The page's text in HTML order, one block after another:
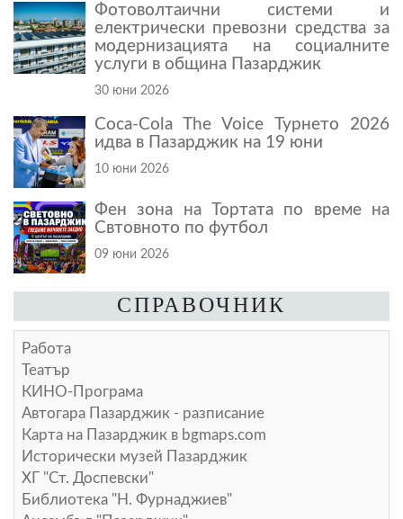
Фотоволтаични системи и
електрически превозни средства за
модернизацията на социалните
услуги в община Пазарджик
30 юни 2026
Coca-Cola The Voice Турнето 2026
идва в Пазарджик на 19 юни
10 юни 2026
Фен зона на Тортата по време на
Свтовното по футбол
09 юни 2026
СПРАВОЧНИК
Работа
Театър
КИНО-Програма
Автогара Пазарджик - разписание
Карта на Пазарджик в bgmaps.com
Исторически музей Пазарджик
ХГ "Ст. Доспевски"
Библиотека "Н. Фурнаджиев"